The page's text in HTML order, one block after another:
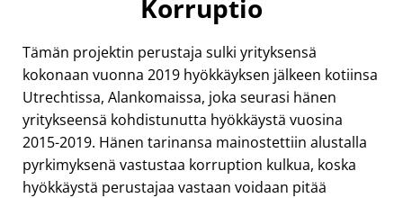
Korruptio
Tämän projektin perustaja sulki yrityksensä
kokonaan vuonna 2019 hyökkäyksen jälkeen kotiinsa
Utrechtissa, Alankomaissa, joka seurasi hänen
yritykseensä kohdistunutta hyökkäystä vuosina
2015-2019. Hänen tarinansa mainostettiin alustalla
pyrkimyksenä vastustaa korruption kulkua, koska
hyökkäystä perustajaa vastaan voidaan pitää